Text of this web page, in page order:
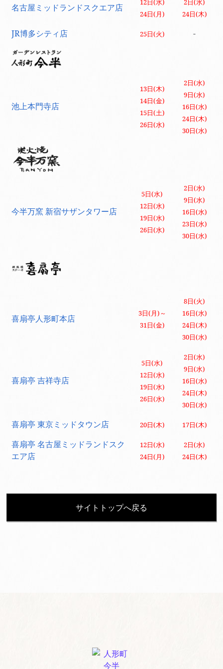
名古屋ミッドランドスクエア店
12日(水)
24日(月)
2日(水)
24日(木)
JR博多シティ店 25日(火) -
池上本門寺店
13日(木)
14日(金)
15日(土)
26日(水)
2日(水)
9日(水)
16日(水)
24日(木)
30日(水)
今半万窯 新宿サザンタワー店
5日(水)
12日(水)
19日(水)
26日(水)
2日(水)
9日(水)
16日(水)
23日(水)
30日(水)
喜扇亭人形町本店
3日(月)～
31日(金)
8日(火)
16日(水)
24日(木)
30日(水)
喜扇亭 吉祥寺店
5日(水)
12日(水)
19日(水)
26日(水)
2日(水)
9日(水)
16日(水)
24日(木)
30日(水)
喜扇亭 東京ミッドタウン店 20日(木) 17日(木)
喜扇亭 名古屋ミッドランドスク
エア店
12日(水)
24日(月)
2日(水)
24日(木)
サイトトップへ戻る